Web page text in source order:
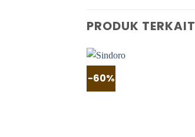
PRODUK TERKAIT
-60%